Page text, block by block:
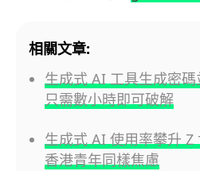
相關文章:
生成式 AI 工具生成密
只需數小時即可破解
生成式 AI 使用率攀升 Z
香港青年同樣焦慮